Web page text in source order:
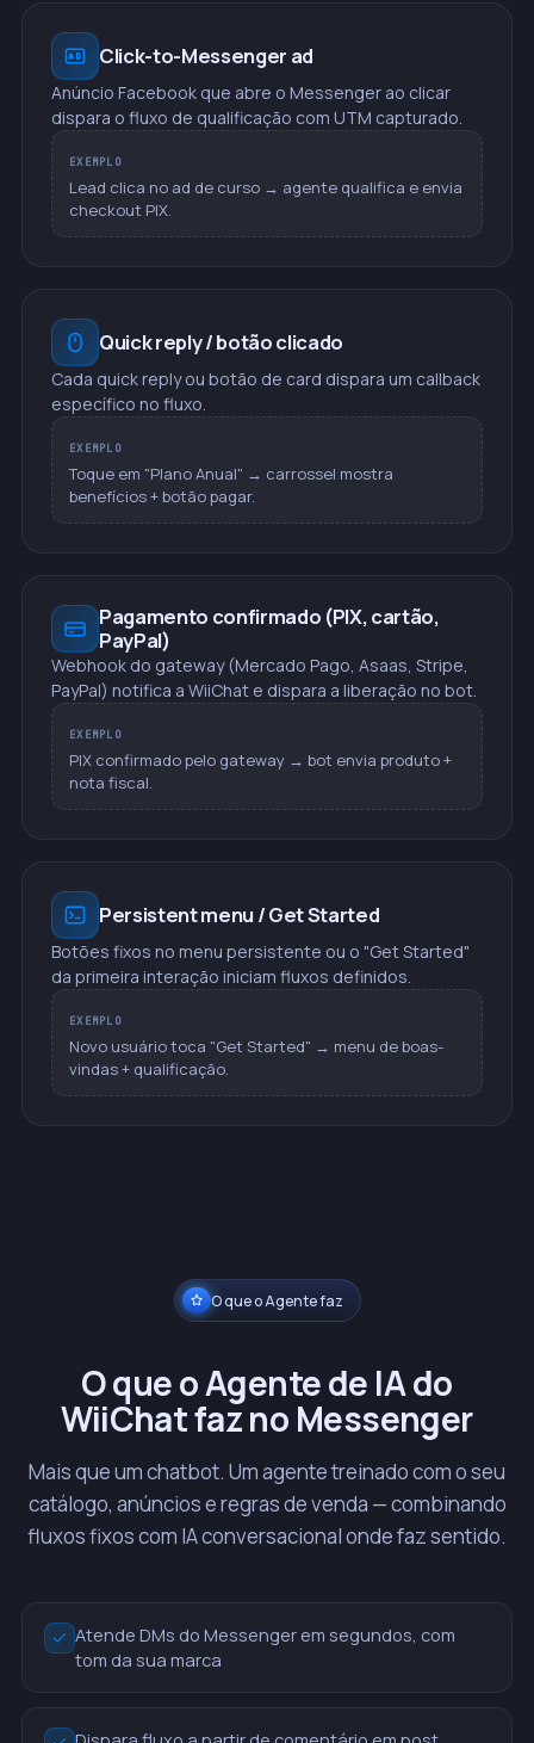
Click-to-Messenger ad
Anúncio Facebook que abre o Messenger ao clicar
dispara o fluxo de qualificação com UTM capturado.
EXEMPLO
Lead clica no ad de curso → agente qualifica e envia
checkout PIX.
Quick reply / botão clicado
Cada quick reply ou botão de card dispara um callback
específico no fluxo.
EXEMPLO
Toque em "Plano Anual" → carrossel mostra
benefícios + botão pagar.
Pagamento confirmado (PIX, cartão,
PayPal)
Webhook do gateway (Mercado Pago, Asaas, Stripe,
PayPal) notifica a WiiChat e dispara a liberação no bot.
EXEMPLO
PIX confirmado pelo gateway → bot envia produto +
nota fiscal.
Persistent menu / Get Started
Botões fixos no menu persistente ou o "Get Started"
da primeira interação iniciam fluxos definidos.
EXEMPLO
Novo usuário toca "Get Started" → menu de boas-
vindas + qualificação.
O que o Agente faz
O que o Agente de IA do
WiiChat faz no Messenger
Mais que um chatbot. Um agente treinado com o seu
catálogo, anúncios e regras de venda — combinando
fluxos fixos com IA conversacional onde faz sentido.
Atende DMs do Messenger em segundos, com
tom da sua marca